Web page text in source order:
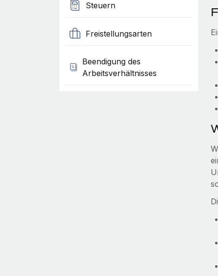
Steuern
Freistellungsarten
Beendigung des
Arbeitsverhältnisses